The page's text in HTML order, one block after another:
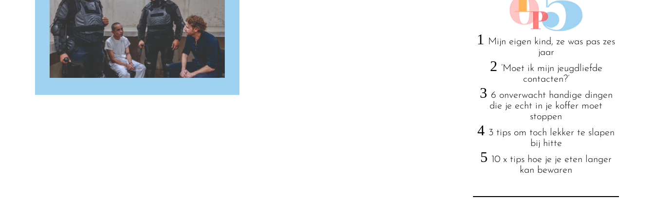
1
Mijn eigen kind, ze was pas zes
jaar
2 ‘Moet ik mijn jeugdliefde
contacten?’
3 6 onverwacht handige dingen
die je echt in je koffer moet
stoppen
4 3 tips om toch lekker te slapen
bij hitte
5 10 x tips hoe je je eten langer
kan bewaren